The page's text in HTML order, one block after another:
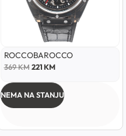
ROCCOBAROCCO
369KM 221KM
NEMA NA STANJU